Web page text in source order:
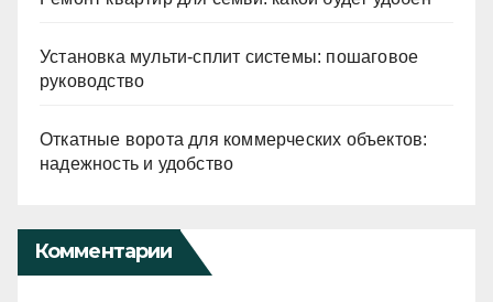
Установка мульти-сплит системы: пошаговое
руководство
Откатные ворота для коммерческих объектов:
надежность и удобство
Комментарии